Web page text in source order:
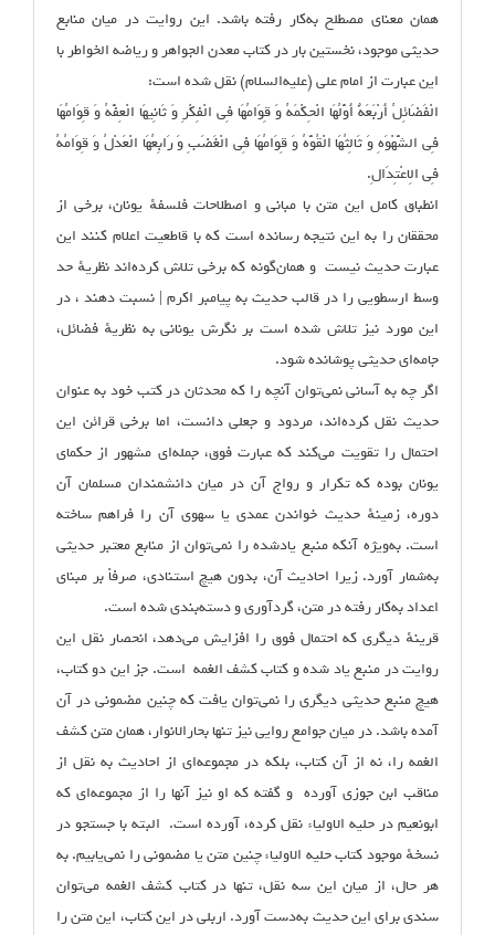
همان معنای مصطلح به‌کار رفته باشد. این روایت در میان منابع
حدیثی موجود، نخستین بار در کتاب معدن الجواهر و ریاضه الخواطر با
این عبارت از امام علی (علیه‌السلام) نقل شده است:
الْفَضَائِلُ أَرْبَعَهٌ أَوَّلُهَا الْحِکْمَهُ وَ قِوَامُهَا فِی الْفِکْرِ وَ ثَانِیهَا الْعِفَّهُ وَ قِوَامُهَا
فِی الشَّهْوَهِ وَ ثَالِثُهَا الْقُوَّهُ وَ قِوَامُهَا فِی الْغَضَبِ وَ رَابِعُهَا الْعَدْلُ وَ قِوَامُهُ
فِی الِاعْتِدَالِ.
انطباق کامل این متن با مبانی و اصطلاحات فلسفهٔ یونان، برخی از
محققان را به این نتیجه رسانده است که با قاطعیت اعلام کنند این
عبارت حدیث نیست و همان‌گونه که برخی تلاش‌ کرده‌اند نظریهٔ حد
وسط ارسطویی را در قالب حدیث به پیامبر اکرم | نسبت دهند ، در
این مورد نیز تلاش شده است بر نگرش یونانی به نظریهٔ فضائل،
جامه‌ای حدیثی پوشانده شود.
اگر چه به آسانی نمی‌توان آنچه را که محدثان در کتب خود به عنوان
حدیث نقل کرده‌اند،‌ مردود و جعلی دانست، اما برخی قرائن این
احتمال را تقویت می‌کند که عبارت فوق، جمله‌ای مشهور از حکمای
یونان بوده که تکرار و رواج آن در میان دانشمندان مسلمان آن
دوره، زمینهٔ حدیث خواندن عمدی یا سهوی آن را فراهم ساخته
است. به‌ویژه آنکه منبع یادشده را نمی‌توان از منابع معتبر حدیثی
به‌شمار آورد. زیرا احادیث آن، بدون هیچ استنادی، صرفاً بر مبنای
اعداد به‌کار رفته در متن، گردآوری و دسته‌بندی شده است.
قرینهٔ دیگری که احتمال فوق را افزایش می‌دهد، انحصار نقل این
روایت در منبع یاد شده و کتاب کشف الغمه است. ‌جز این دو کتاب،
هیچ منبع حدیثی دیگری را نمی‌توان یافت که چنین مضمونی در آن
آمده باشد. در میان جوامع روایی نیز تنها بحارالانوار، همان متن کشف
الغمه را، نه از آن کتاب، بلکه در مجموعه‌ای از احادیث به نقل از
مناقب ابن جوزی آورده و گفته که او نیز آنها را از مجموعه‌‌ای که
ابونعیم در حلیه الاولیاء نقل کرده، آورده است. البته با جستجو در
نسخهٔ موجود کتاب حلیه الاولیاء چنین متن یا مضمونی را نمی‌یابیم. به
هر حال، از میان این سه نقل، تنها در کتاب کشف الغمه می‌توان
سندی برای این حدیث به‌دست آورد. اربلی در این کتاب، این متن را